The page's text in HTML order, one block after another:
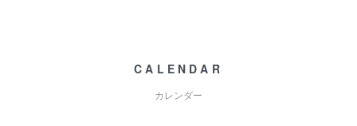
CALENDAR
カレンダー